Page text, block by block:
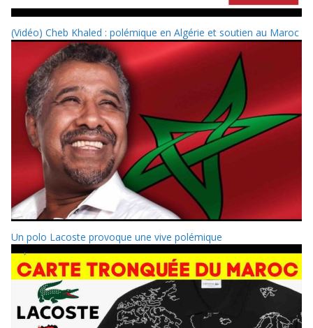
(Vidéo) Cheb Khaled : polémique en Algérie et soutien au Maroc
Un polo Lacoste provoque une vive polémique